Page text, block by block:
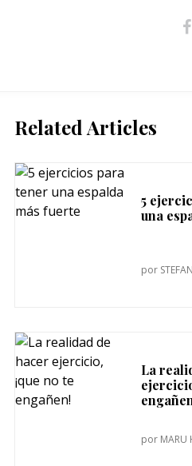
Related Articles
5
una
por
La
por MARU